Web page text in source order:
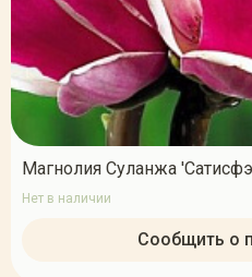
Магнолия Суланжа
Нет в наличии
Сообщить о